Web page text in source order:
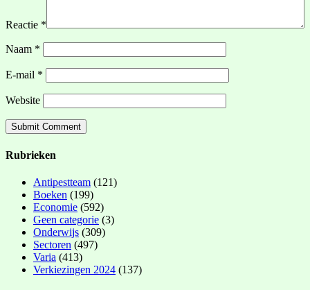
Reactie *
Naam *
E-mail *
Website
Rubrieken
Antipestteam (121)
Boeken (199)
Economie (592)
Geen categorie (3)
Onderwijs (309)
Sectoren (497)
Varia (413)
Verkiezingen 2024 (137)